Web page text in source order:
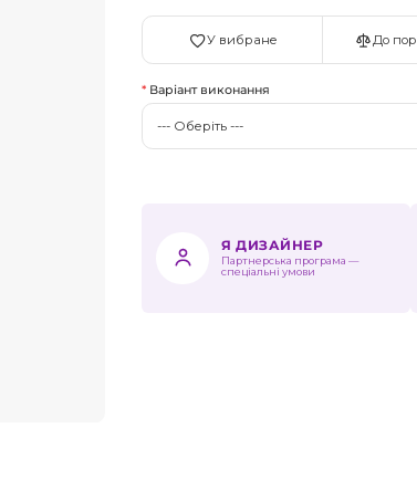
У вибране До
Варіант виконання
Я ДИЗАЙНЕР
Партнерська програма —
спеціальні умови